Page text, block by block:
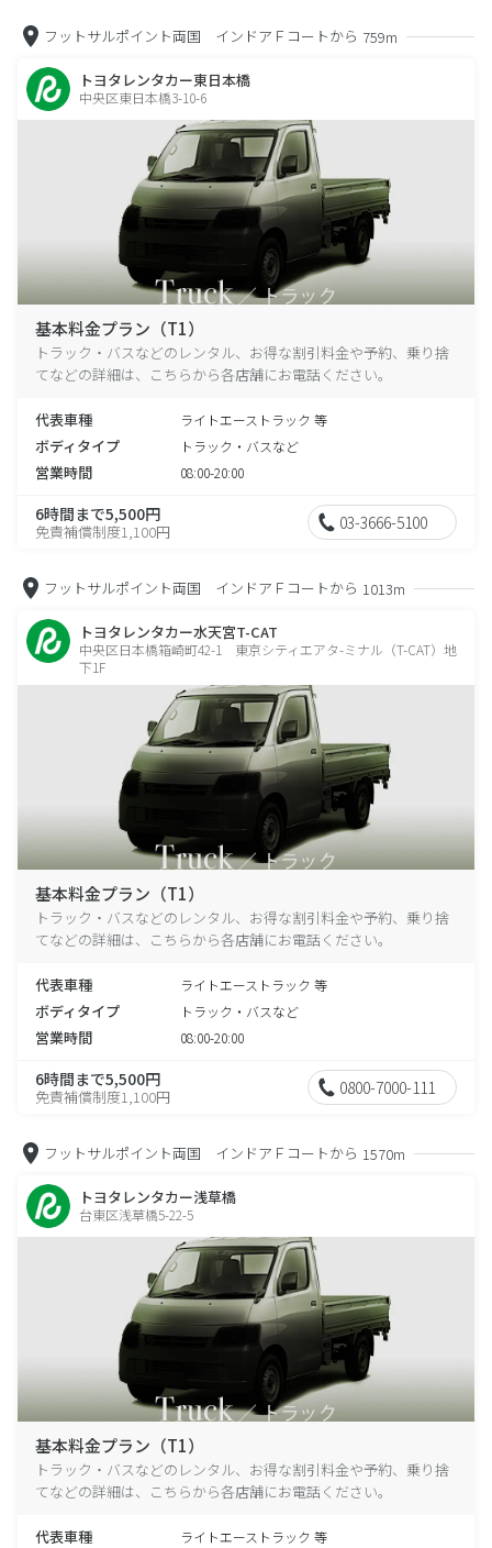
フットサルポイント両国 インドアＦコートから 759m
トヨタレンタカー東日本橋
中央区東日本橋3-10-6
基本料金プラン（T1）
トラック・バスなどのレンタル、お得な割引料金や予約、乗り捨
てなどの詳細は、こちらから各店舗にお電話ください。
代表車種 ライトエーストラック 等
ボディタイプ トラック・バスなど
営業時間 08:00-20:00
6時間まで5,500円
免責補償制度1,100円 03-3666-5100
フットサルポイント両国 インドアＦコートから 1013m
トヨタレンタカー水天宮T-CAT
中央区日本橋箱崎町42-1 東京シティエアタ-ミナル（T-CAT）地
下1F
基本料金プラン（T1）
トラック・バスなどのレンタル、お得な割引料金や予約、乗り捨
てなどの詳細は、こちらから各店舗にお電話ください。
代表車種 ライトエーストラック 等
ボディタイプ トラック・バスなど
営業時間 08:00-20:00
6時間まで5,500円
免責補償制度1,100円 0800-7000-111
フットサルポイント両国 インドアＦコートから 1570m
トヨタレンタカー浅草橋
台東区浅草橋5-22-5
基本料金プラン（T1）
トラック・バスなどのレンタル、お得な割引料金や予約、乗り捨
てなどの詳細は、こちらから各店舗にお電話ください。
代表車種 ライトエーストラック 等